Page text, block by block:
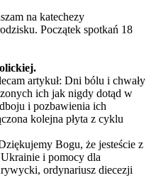
na katechezy
Początek spotkań 18
artykuł: Dni bólu i chwały
ich jak nigdy dotąd w
i pozbawienia ich
kolejna płyta z cyklu
Bogu, że jesteście z
i pomocy dla
ordynariusz diecezji